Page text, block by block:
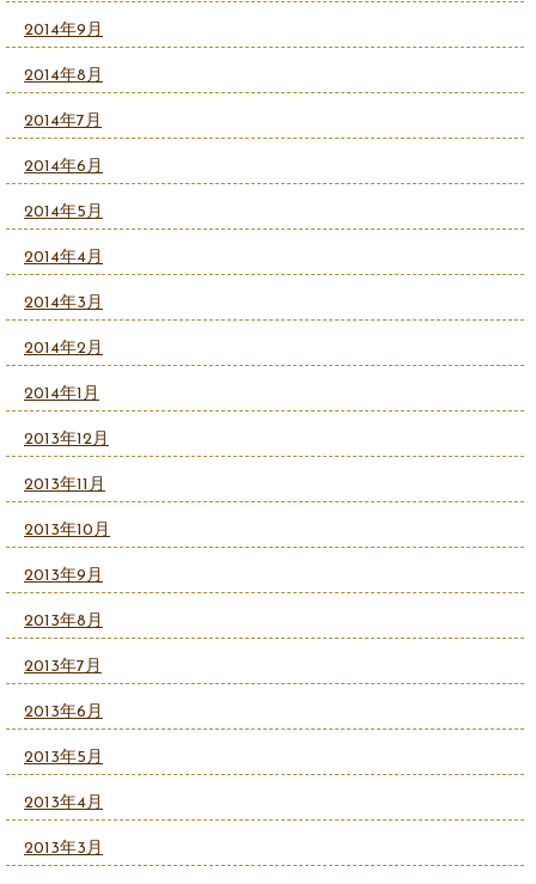
2014年9月
2014年8月
2014年7月
2014年6月
2014年5月
2014年4月
2014年3月
2014年2月
2014年1月
2013年12月
2013年11月
2013年10月
2013年9月
2013年8月
2013年7月
2013年6月
2013年5月
2013年4月
2013年3月